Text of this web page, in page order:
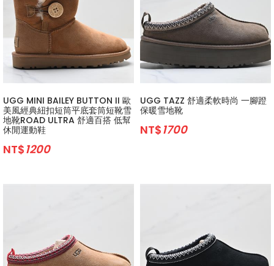
UGG MINI BAILEY BUTTON II 歐
美風經典紐扣短筒平底套筒短靴雪
地靴ROAD ULTRA 舒適百搭 低幫
休閒運動鞋
NT$1200
UGG TAZZ 舒適柔軟時尚 一腳蹬
保暖雪地靴
NT$1700